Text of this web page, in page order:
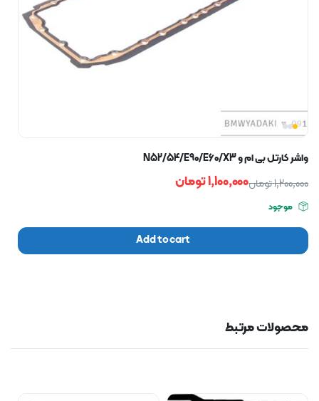
واشر کارتل بی ام و N52/54/E90/E60/X3
1,200,000تومان1,100,000تومان
موجود
Add to cart
محصولات مرتبط